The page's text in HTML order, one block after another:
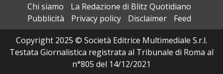
Chi siamo
La Redazione di Blitz Quotidiano
Pubblicità
Privacy policy Disclaimer
Feed
Copyright 2025 © Società Editrice Multimediale S.r.l.
Testata Giornalistica registrata al Tribunale di Roma al
n°805 del 14/12/2021